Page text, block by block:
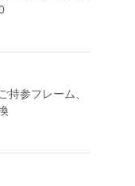
持参フレーム、